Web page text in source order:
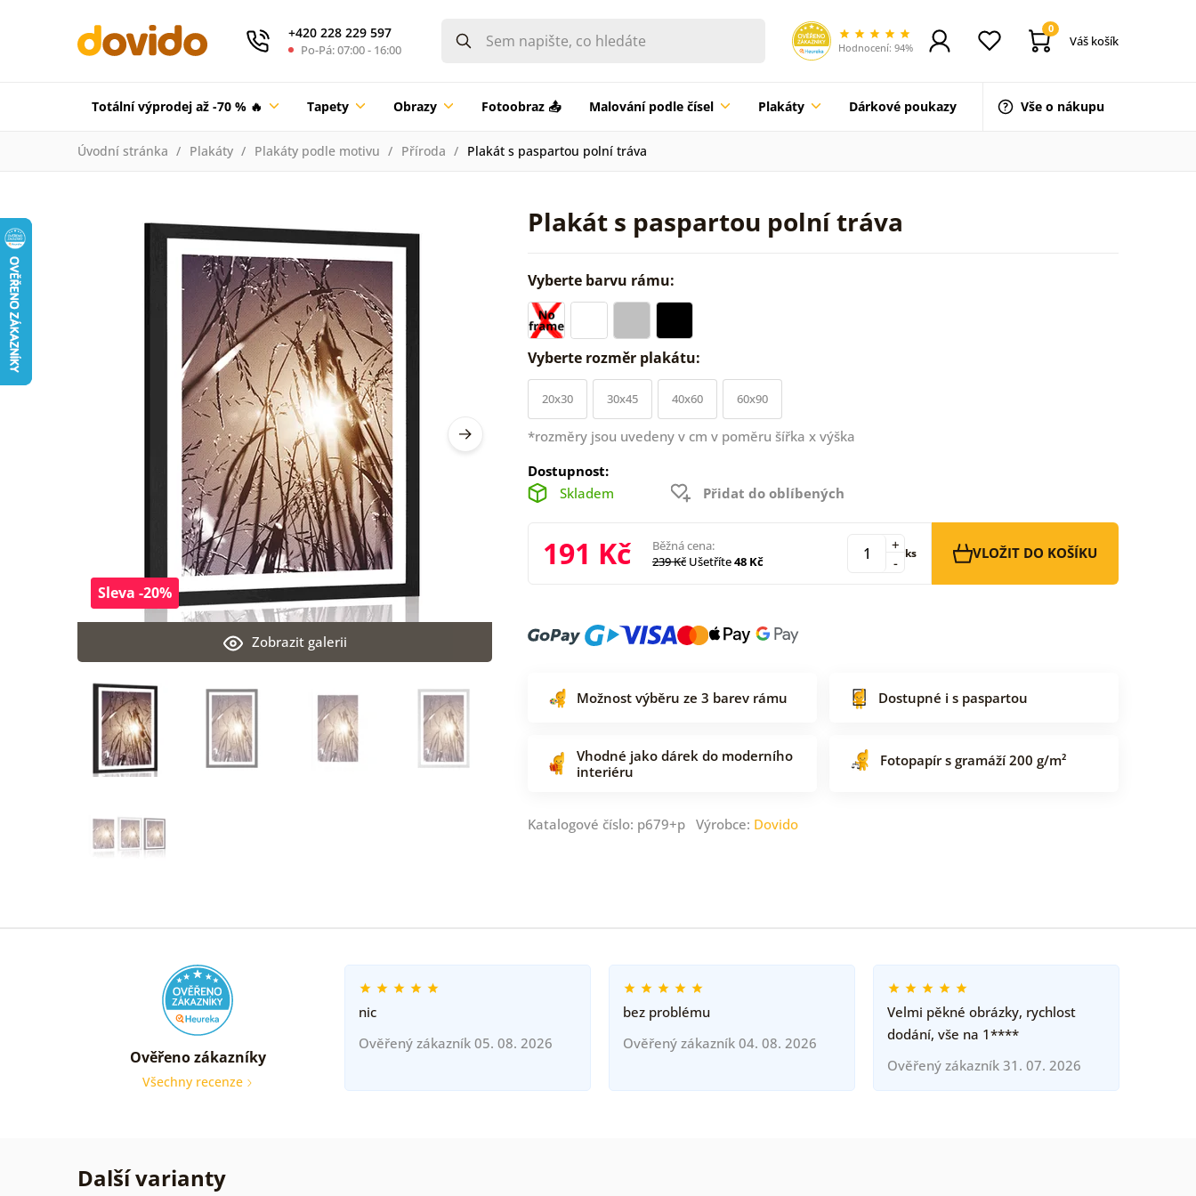
+420 228 229 597
Po-Pá: 07:00 - 16:00 Hodnocení: 94%
0
Váš košík
Totální výprodej až -70 % 🔥 Tapety Obrazy Fotoobraz 📤 Malování podle čísel Plakáty Dárkové poukazy Vše o nákupu
Úvodní stránka Plakáty Plakáty podle motivu Příroda Plakát s paspartou polní tráva
Plakát s paspartou polní tráva
Zobrazit galerii
Sleva -20%
Vyberte barvu rámu:
Vyberte rozměr plakátu:
20x30 30x45 40x60 60x90
*rozměry jsou uvedeny v cm v poměru šířka x výška
Dostupnost:
Skladem
Přidat do oblíbených
191 Kč
Běžná cena:
239 Kč Ušetříte48 Kč -
+ ks VLOŽIT DO KOŠÍKU
Možnost výběru ze 3 barev rámu Dostupné i s paspartou
Vhodné jako dárek do moderního
interiéru
Fotopapír s gramáží 200 g/m²
Katalogové číslo: p679+p Výrobce: Dovido
Ověřeno zákazníky
Všechny recenze
nic
Ověřený zákazník 05. 08. 2026
bez problému
Ověřený zákazník 04. 08. 2026
Velmi pěkné obrázky, rychlost
dodání, vše na 1****
Ověřený zákazník 31. 07. 2026
Další varianty